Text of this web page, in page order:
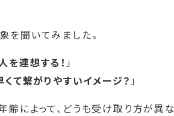
を聞いてみました。
を連想する！ 」
て繋がりやすいイメージ？ 」
によって、どうも受け取り方が異な